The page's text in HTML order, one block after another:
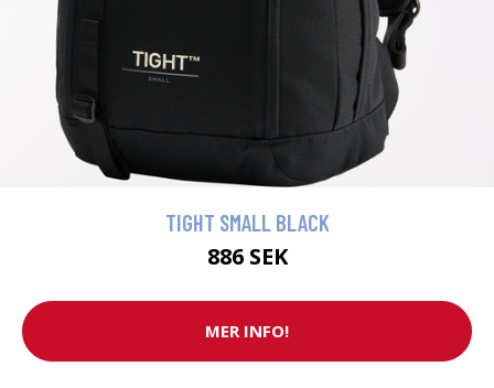
TIGHT SMALL BLACK
886 SEK
MER INFO!